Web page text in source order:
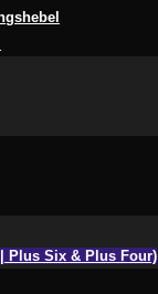
Plus Six & Plus Four)